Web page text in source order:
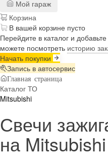
Мой гараж
Корзина
В вашей корзине пусто
Перейдите в каталог и
можете посмотреть историю
Начать покупки
Запись в автосервис
Главная страница
Каталог ТО
Mitsubishi
Свечи
на Mitsubishi